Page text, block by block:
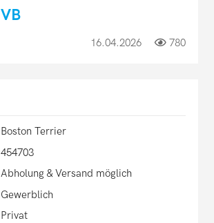
VB
16.04.2026 780
Boston Terrier
454703
Abholung & Versand möglich
Gewerblich
Privat